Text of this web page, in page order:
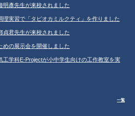
明彥先生が来校されました
理実習で「タピオカミルクティ」を作りました
貞君先生が来校されました
めの展示会を開催しました
工学科E-Projectが小中学生向けの工作教室を実
一覧